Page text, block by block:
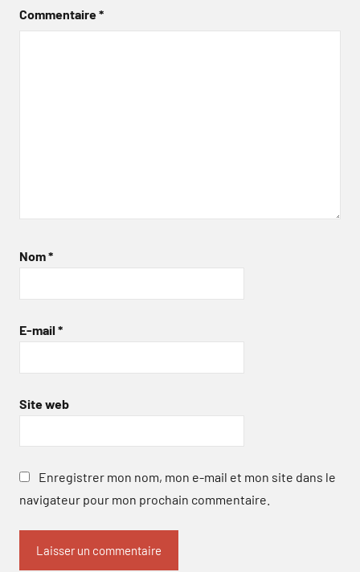
Commentaire*
Nom*
E-mail *
Site web
Enregistrer mon nom, mon e-mail et mon site dans le
navigateur pour mon prochain commentaire.